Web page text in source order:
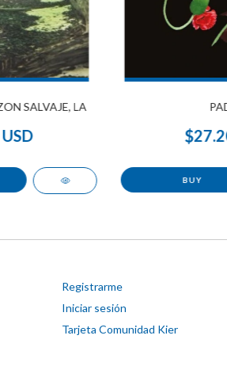
SALVAJE, LA
Registrarme
Iniciar sesión
Tarjeta Comunidad Kier